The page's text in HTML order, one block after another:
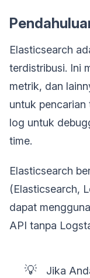
Elasticsearch
terdistribusi. Ini
metrik, dan
untuk pencarian
log untuk
time.
Elasticsearch
(Elasticsearch,
dapat
API tanpa
💡
Jika